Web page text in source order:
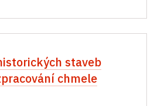
staveb
chmele